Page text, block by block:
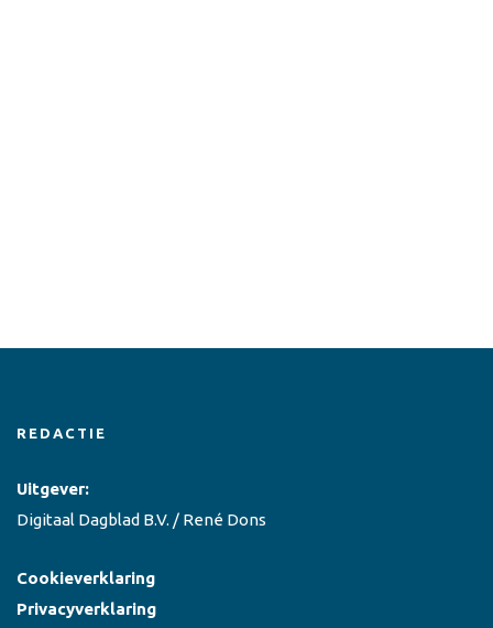
REDACTIE
Uitgever:
Digitaal Dagblad B.V. / René Dons
Cookieverklaring
Privacyverklaring